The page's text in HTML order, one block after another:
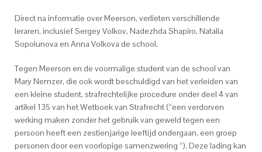
Direct na informatie over Meerson, verlieten verschillende
leraren, inclusief Sergey Volkov, Nadezhda Shapiro, Natalia
Sopolunova en Anna Volkova de school.
Tegen Meerson en de voormalige student van de school van
Mary Nemzer, die ook wordt beschuldigd van het verleiden van
een kleine student, strafrechtelijke procedure onder deel 4 van
artikel 135 van het Wetboek van Strafrecht (“een verdorven
werking maken zonder het gebruik van geweld tegen een
persoon heeft een zestienjarige leeftijd ondergaan, een groep
personen door een voorlopige samenzwering “). Deze lading kan